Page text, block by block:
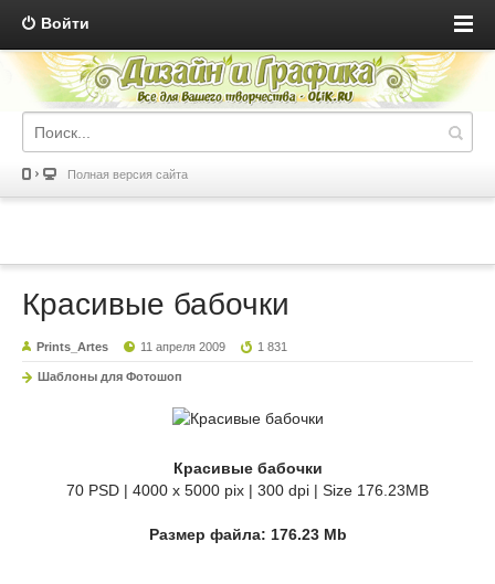
Войти
Полная версия сайта
Красивые бабочки
Prints_Artes 11 апреля 2009 1 831
Шаблоны для Фотошоп
Красивые бабочки
70 PSD | 4000 x 5000 pix | 300 dpi | Size 176.23MB
Размер файла: 176.23 Мb